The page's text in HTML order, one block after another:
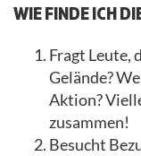
WIE FINDE ICH
Fragt Leute,
Gelände?
Aktion?
zusammen!
Besucht